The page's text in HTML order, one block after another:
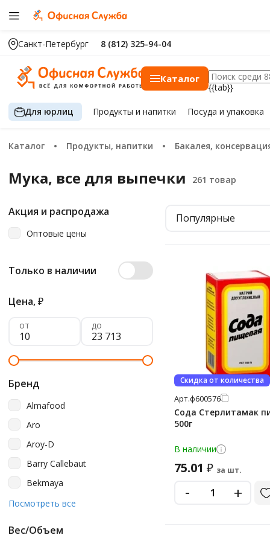
Санкт-Петербург 8 (812) 325-94-04
Каталог
{{tab}}
Для юрлиц Продуктыи напитки Посуда и упаковка
Каталог Продукты, напитки Бакалея,
Мука, все для выпечки
Акция и распродажа
Оптовые цены
Только в наличии
Цена,₽
от до
Бренд
Almafood
Aro
Aroy-D
Barry Callebaut
Bekmaya
Dr Oetker
Посмотреть все
Вес/Объем
Популярные
Скидка от количества
Арт.ф600576
Сода Стерлитамак
500г
В наличии
75.01 ₽ за шт.
- +